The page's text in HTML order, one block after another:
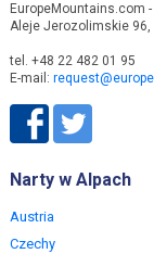
EuropeMountains.com -
Aleje Jerozolimskie 96,
tel. +48 22 482 01 95
E-mail:
Narty w Alpach
Austria
Czechy